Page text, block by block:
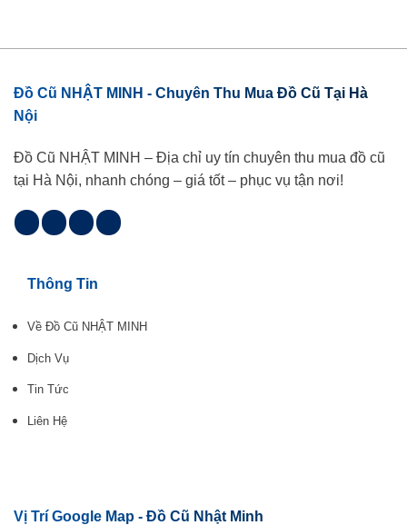
Đồ Cũ NHẬT MINH - Chuyên Thu Mua Đồ Cũ Tại Hà
Nội
Đồ Cũ NHẬT MINH – Địa chỉ uy tín chuyên thu mua đồ cũ
tại Hà Nội, nhanh chóng – giá tốt – phục vụ tận nơi!
Thông Tin
Về Đồ Cũ NHẬT MINH
Dịch Vụ
Tin Tức
Liên Hệ
Vị Trí Google Map - Đồ Cũ Nhật Minh